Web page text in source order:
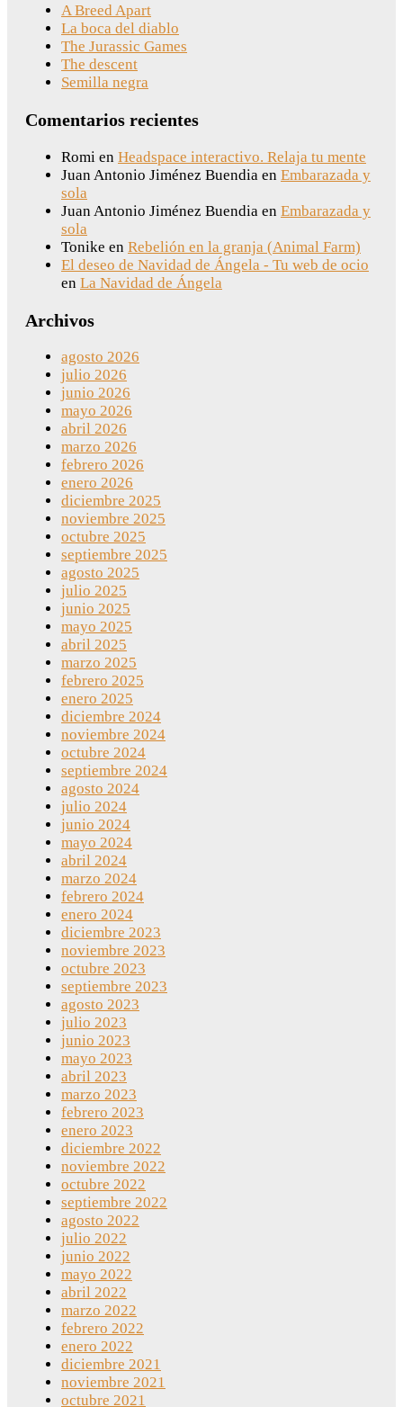
A Breed Apart
La boca del diablo
The Jurassic Games
The descent
Semilla negra
Comentarios recientes
Romi en Headspace interactivo. Relaja tu mente
Juan Antonio Jiménez Buendia en Embarazada y
sola
Juan Antonio Jiménez Buendia en Embarazada y
sola
Tonike en Rebelión en la granja (Animal Farm)
El deseo de Navidad de Ángela - Tu web de ocio
en La Navidad de Ángela
Archivos
agosto 2026
julio 2026
junio 2026
mayo 2026
abril 2026
marzo 2026
febrero 2026
enero 2026
diciembre 2025
noviembre 2025
octubre 2025
septiembre 2025
agosto 2025
julio 2025
junio 2025
mayo 2025
abril 2025
marzo 2025
febrero 2025
enero 2025
diciembre 2024
noviembre 2024
octubre 2024
septiembre 2024
agosto 2024
julio 2024
junio 2024
mayo 2024
abril 2024
marzo 2024
febrero 2024
enero 2024
diciembre 2023
noviembre 2023
octubre 2023
septiembre 2023
agosto 2023
julio 2023
junio 2023
mayo 2023
abril 2023
marzo 2023
febrero 2023
enero 2023
diciembre 2022
noviembre 2022
octubre 2022
septiembre 2022
agosto 2022
julio 2022
junio 2022
mayo 2022
abril 2022
marzo 2022
febrero 2022
enero 2022
diciembre 2021
noviembre 2021
octubre 2021